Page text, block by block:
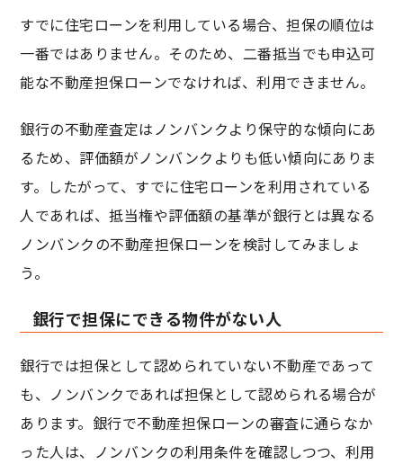
すでに住宅ローンを利用している場合、担保の順位は
一番ではありません。そのため、二番抵当でも申込可
能な不動産担保ローンでなければ、利用できません。
銀行の不動産査定はノンバンクより保守的な傾向にあ
るため、評価額がノンバンクよりも低い傾向にありま
す。したがって、すでに住宅ローンを利用されている
人であれば、抵当権や評価額の基準が銀行とは異なる
ノンバンクの不動産担保ローンを検討してみましょ
う。
銀行で担保にできる物件がない人
銀行では担保として認められていない不動産であって
も、ノンバンクであれば担保として認められる場合が
あります。銀行で不動産担保ローンの審査に通らなか
った人は、ノンバンクの利用条件を確認しつつ、利用